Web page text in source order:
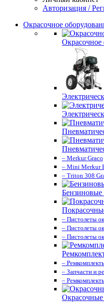
Авторизация /
Окрасочное
Окрасочное
– Merkur Graco
– Mini Merkur
– Triton 308
Бензиновые
– Пистолеты
– Пистолеты
– Пистолеты
–
– Запчасти и
–
Окрасочные